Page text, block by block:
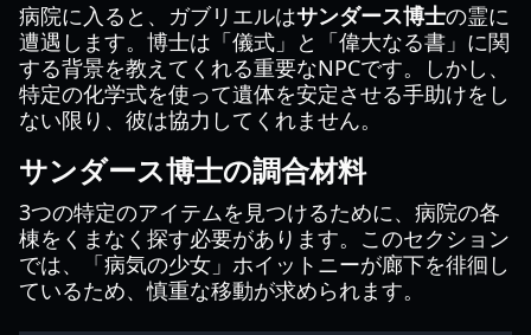
病院に入ると、ガブリエルはサンダース博士の霊に
遭遇します。博士は「儀式」と「偉大なる書」に関
する背景を教えてくれる重要なNPCです。しかし、
特定の化学式を使って遺体を安定させる手助けをし
ない限り、彼は協力してくれません。
サンダース博士の調合材料
3つの特定のアイテムを見つけるために、病院の各
棟をくまなく探す必要があります。このセクション
では、「病気の少女」ホイットニーが廊下を徘徊し
ているため、慎重な移動が求められます。